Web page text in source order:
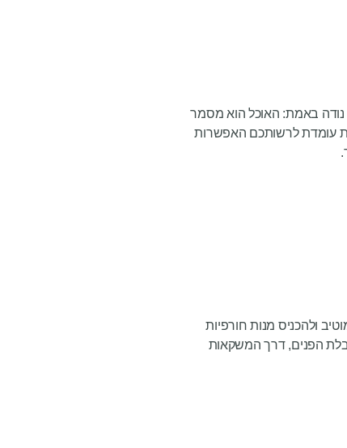
נודה באמת: האוכל הוא מסמר
עומדת לרשותכם האפשרות
ולהכניס מנות חורפיות
הפנים, דרך המשקאות